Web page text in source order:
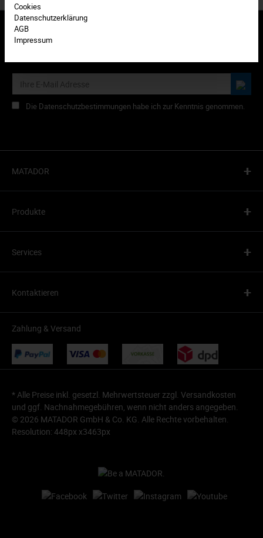
Abonnieren Sie den kostenlosen Newsletter und verpassen Sie
Die Datenschutzbestimmungen habe ich zur Kenntnis genommen.
MATADOR +
Produkte +
Services +
Kontaktieren +
Zahlung & Versand
* Alle Preise inkl. gesetzl. Mehrwertsteuer zzgl. Versandkosten
und ggf. Nachnahmegebühren, wenn nicht anders angegeben.
© 2026 MATADOR GmbH & Co. KG. Alle Rechte vorbehalten.
Resolution: 448px x3463px
Cookies
Datenschutzerklärung
AGB
Impressum